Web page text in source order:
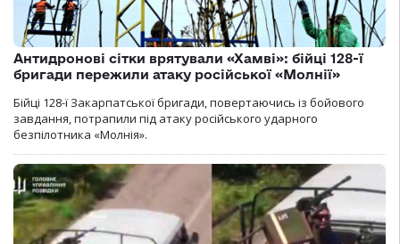
Антидронові сітки врятували «Хамві»: бійці 128-ї
бригади пережили атаку російської «Молнії»
Бійці 128-ї Закарпатської бригади, повертаючись із бойового
завдання, потрапили під атаку російського ударного
безпілотника «Молнія».